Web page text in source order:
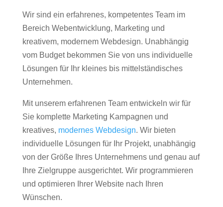
Wir sind ein erfahrenes, kompetentes Team im
Bereich Webentwicklung, Marketing und
kreativem, modernem Webdesign. Unabhängig
vom Budget bekommen Sie von uns individuelle
Lösungen für Ihr kleines bis mittelständisches
Unternehmen.
Mit unserem erfahrenen Team entwickeln wir für
Sie komplette Marketing Kampagnen und
kreatives, modernes Webdesign. Wir bieten
individuelle Lösungen für Ihr Projekt, unabhängig
von der Größe Ihres Unternehmens und genau auf
Ihre Zielgruppe ausgerichtet. Wir programmieren
und optimieren Ihrer Website nach Ihren
Wünschen.